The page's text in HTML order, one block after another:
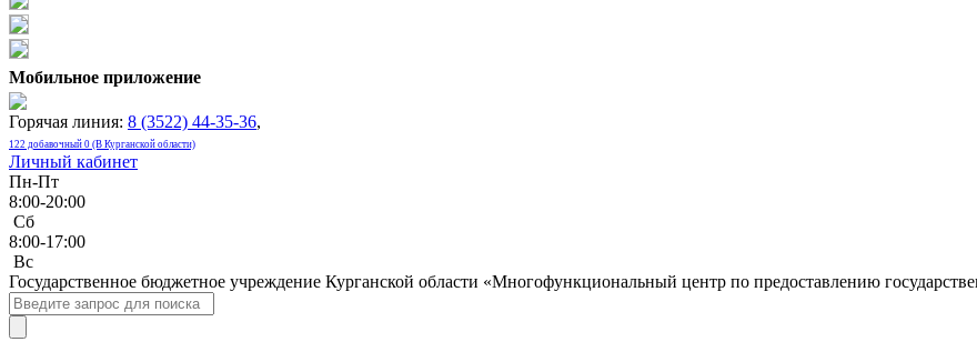
Мобильное приложение
Горячая линия: 8 (3522) 44-35-36,
122 добавочный 0 (В Курганской области)
Личный кабинет
Пн-Пт
8:00-20:00
Сб
8:00-17:00
Bc
Государственное бюджетное учреждение Курганской области «Многофункциональный центр по предоставлению